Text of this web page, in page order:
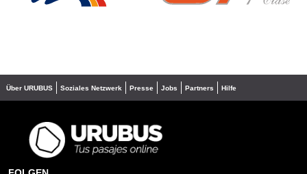
Über URUBUS Soziales Netzwerk Presse Jobs Partners Hilfe